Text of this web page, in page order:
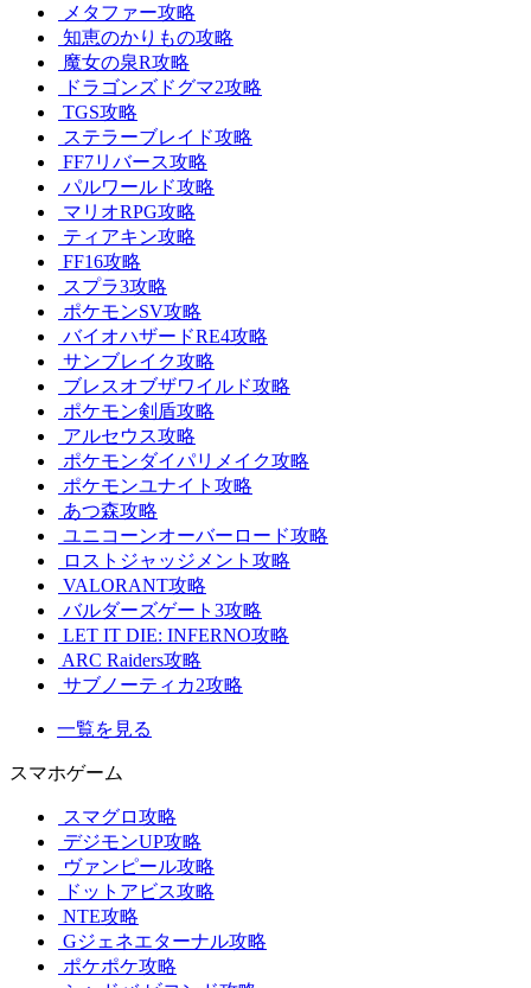
メタファー攻略
知恵のかりもの攻略
魔女の泉R攻略
ドラゴンズドグマ2攻略
TGS攻略
ステラーブレイド攻略
FF7リバース攻略
パルワールド攻略
マリオRPG攻略
ティアキン攻略
FF16攻略
スプラ3攻略
ポケモンSV攻略
バイオハザードRE4攻略
サンブレイク攻略
ブレスオブザワイルド攻略
ポケモン剣盾攻略
アルセウス攻略
ポケモンダイパリメイク攻略
ポケモンユナイト攻略
あつ森攻略
ユニコーンオーバーロード攻略
ロストジャッジメント攻略
VALORANT攻略
バルダーズゲート3攻略
LET IT DIE: INFERNO攻略
ARC Raiders攻略
サブノーティカ2攻略
一覧を見る
スマホゲーム
スマグロ攻略
デジモンUP攻略
ヴァンピール攻略
ドットアビス攻略
NTE攻略
Gジェネエターナル攻略
ポケポケ攻略